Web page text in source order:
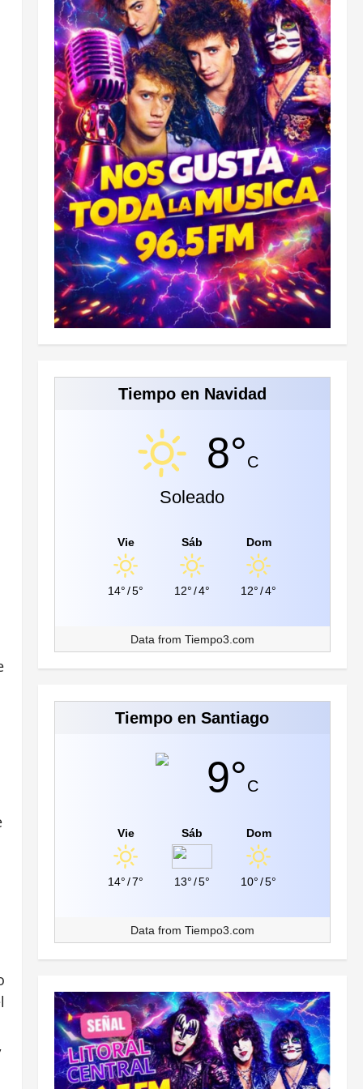
Tiempo en Navidad
8°C
Soleado
Vie
14° /5°
Sáb
12° /4°
Dom
12° /4°
Data from Tiempo3.com
Tiempo en Santiago
9°C
Vie
14° /7°
Sáb
13° /5°
Dom
10° /5°
Data from Tiempo3.com